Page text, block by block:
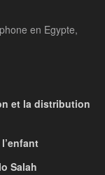
en Egypte,
et la distribution
Salah